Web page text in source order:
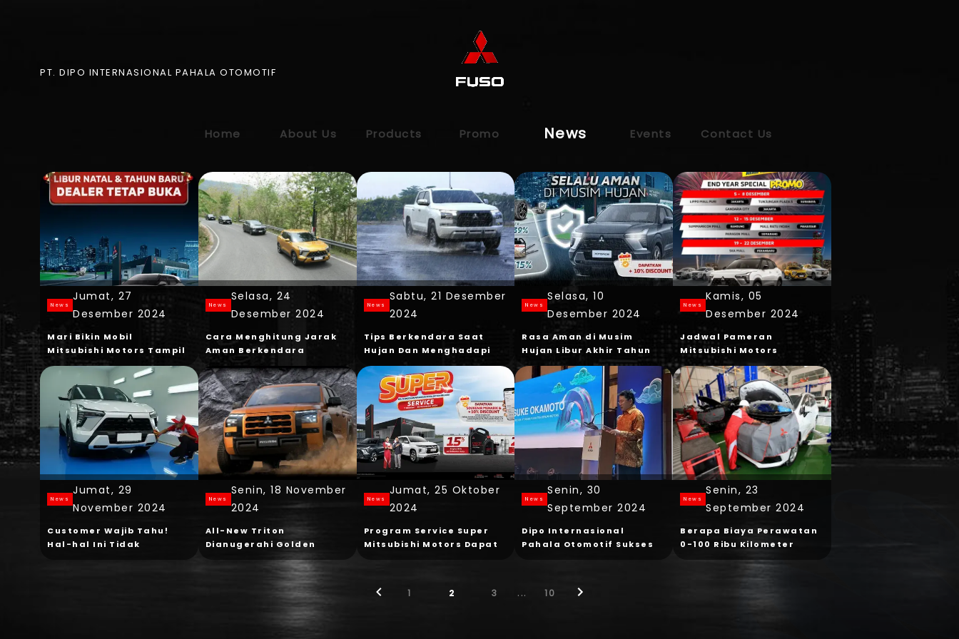
Berita Mitsubishi - Dealer
PT. DIPO INTERNASIONAL PAHALA OTOMOTIF
Home About Us Products Promo News Events Contact Us
News
Jumat, 27
Desember 2024
Mari Bikin Mobil
Mitsubishi Motors Tampil
Menawan Di Tahun Baru
News
Selasa, 24
Desember 2024
Cara Menghitung Jarak
Aman Berkendara
News
Sabtu, 21 Desember
2024
Tips Berkendara Saat
Hujan Dan Menghadapi
Genangan
News
Selasa, 10
Desember 2024
Rasa Aman di Musim
Hujan Libur Akhir Tahun
Lewat Program “Rainy
Campaign” dan “Kilau
Tahun Baru”
News
Kamis, 05
Desember 2024
Jadwal Pameran
Mitsubishi Motors
Desember 2024
News
Jumat, 29
November 2024
Customer Wajib Tahu!
Hal-hal Ini Tidak
News
Senin, 18 November
2024
All-New Triton
Dianugerahi Golden
Award Di Ajang Vmark
Vietnam Design Award
News
Jumat, 25 Oktober
2024
Program Service Super
Mitsubishi Motors Dapat
News
Senin, 30
September 2024
Dipo Internasional
Pahala Otomotif Sukses
News
Senin, 23
September 2024
Berapa Biaya Perawatan
0-100 Ribu Kilometer
Kendaraan Mitsubishi
1 2 3 ... 10